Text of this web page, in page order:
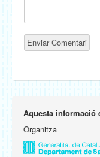
Aquesta informació
Organitza